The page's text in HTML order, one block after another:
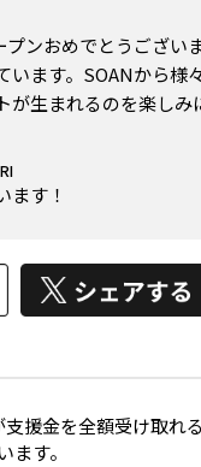
プンおめでとうござい
います。SOANから様
が生まれるのを楽しみ
ます！
援金を全額受け取れ
す。